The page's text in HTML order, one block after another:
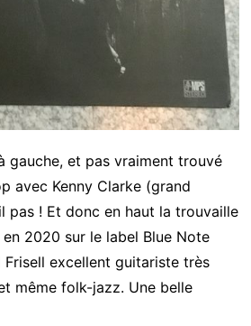
gauche, et pas vraiment trouvé
avec Kenny Clarke (grand
pas ! Et donc en haut la trouvaille
2020 sur le label Blue Note
excellent guitariste très
même folk-jazz. Une belle